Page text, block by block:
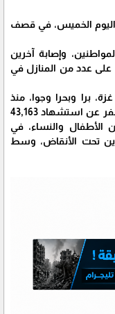
الخميس، في قصف
وإصابة آخرين
على عدد من المنازل في
برا وبحرا وجوا، منذ
السابع من تشرين الأول/ أكتوبر 2023، ما أسفر عن استشهاد 43,163
أغلبيتهم من الأطفال والنساء، في
تحت الأنقاض، وسط